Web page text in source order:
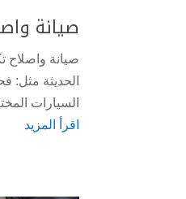
صيانة
صيانة واصلاح
الحديثة مثل:
السيارات
اقرأ المزيد